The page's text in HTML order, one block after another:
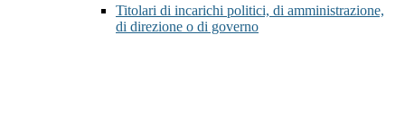
Titolari di incarichi politici, di amministrazione,
di direzione o di governo